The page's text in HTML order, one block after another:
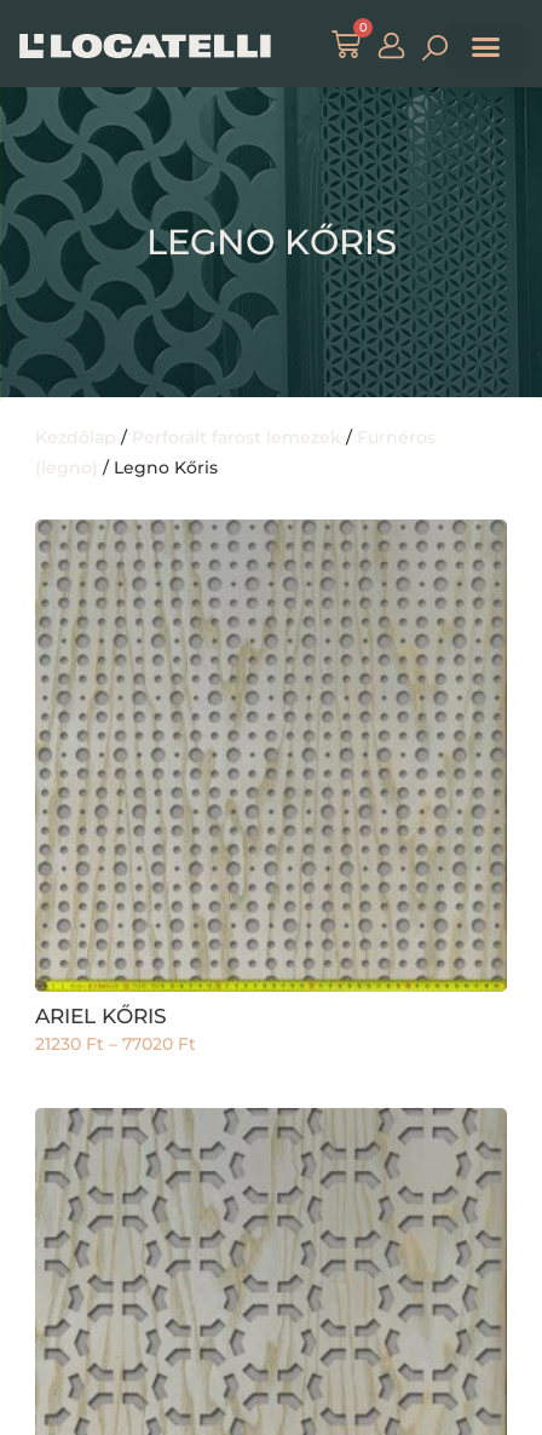
0
LEGNO KŐRIS
Kezdőlap / Perforált farost lemezek / Furnéros
(legno) / Legno Kőris
ARIEL KŐRIS
21230 Ft – 77020 Ft